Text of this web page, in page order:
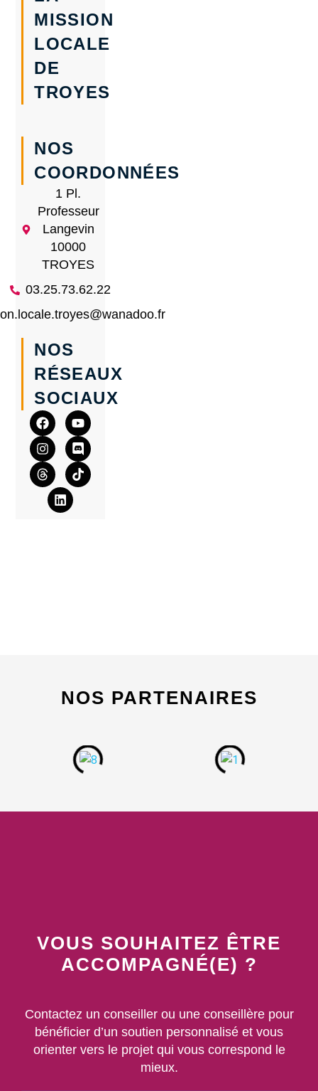
MISSION
LOCALE
DE
TROYES
NOS
COORDONNÉES
1 Pl.
Professeur
Langevin
10000
TROYES
03.25.73.62.22
NOS
RÉSEAUX
SOCIAUX
NOS PARTENAIRES
VOUS SOUHAITEZ ÊTRE
ACCOMPAGNÉ(E) ?
Contactez un conseiller ou une conseillère pour
bénéficier d’un soutien personnalisé et vous
orienter vers le projet qui vous correspond le
mieux.